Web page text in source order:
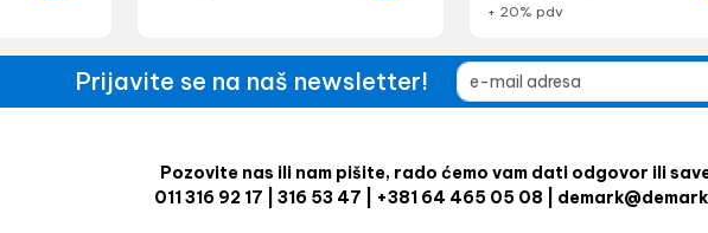
+ 20% pdv
Prijavite se na naš newsletter!
Pozovite nas ili nam pišite, rado ćemo vam dati odgovor ili
011 316 92 17 | 316 53 47 | +381 64 465 05 08 |